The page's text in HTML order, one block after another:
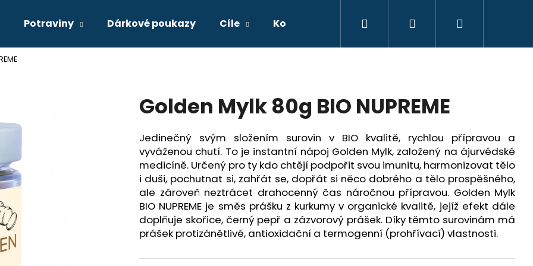
Potraviny Dárkové poukazy Cíle Kontakty Značky Přihlášení
Golden Mylk 80g BIO NUPREME
Jedinečný svým složením surovin v BIO kvalitě, rychlou přípravou a
vyváženou chutí. To je instantní nápoj Golden Mylk, založený na ájurvédské
medicíně. Určený pro ty kdo chtějí podpořit svou imunitu, harmonizovat tělo
i duši, pochutnat si, zahřát se, dopřát si něco dobrého a tělo prospěšného,
ale zároveň neztrácet drahocenný čas náročnou přípravou. Golden Mylk
BIO NUPREME je směs prášku z kurkumy v organické kvalitě, jejíž efekt dále
doplňuje skořice, černý pepř a zázvorový prášek. Díky těmto surovinám má
prášek protizánětlivé, antioxidační a termogenní (prohřívací) vlastnosti.
Co potřebujete najít?
HLEDAT
LAUF PREWORKOUT, S
KOFEINEM, ČERVENÝ POMERANČ, 400 G
Kč
BRAINMAX 3.0 ANABOLIC DAGGER, 320
G
699 Kč